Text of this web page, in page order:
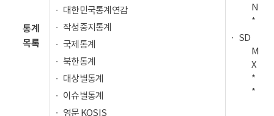
통계
목록
대한민국통계연감
작성중지통계
국제통계
북한통계
대상별통계
이슈별통계
영문 KOSIS
N
*
SD
M
X
*
*